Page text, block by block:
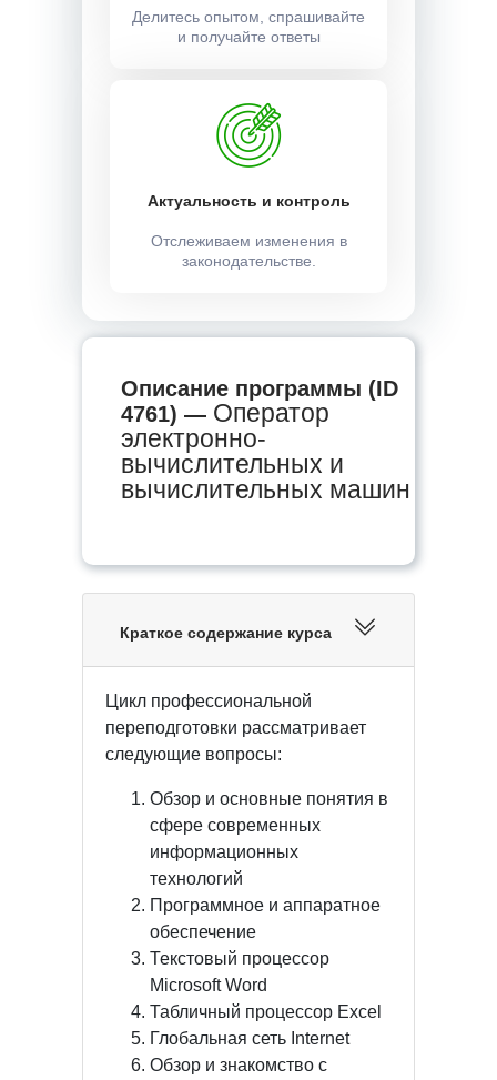
Делитесь опытом, спрашивайте
и получайте ответы
Актуальность и контроль
Отслеживаем изменения в
законодательстве.
Описание программы (ID
4761) — Оператор
электронно-
вычислительных и
вычислительных машин
Краткое содержание курса
Цикл профессиональной
переподготовки рассматривает
следующие вопросы:
Обзор и основные понятия в
сфере современных
информационных
технологий
Программное и аппаратное
обеспечение
Текстовый процессор
Microsoft Word
Табличный процессор Excel
Глобальная сеть Internet
Обзор и знакомство с